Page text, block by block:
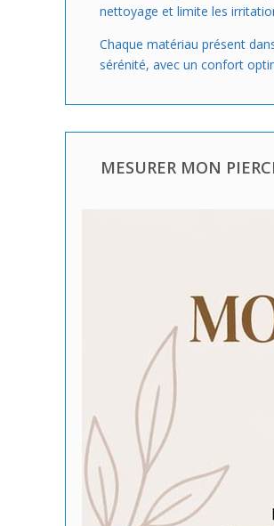
nettoyage et limite les
Chaque matériau présent
sérénité, avec un confort
MESURER MON